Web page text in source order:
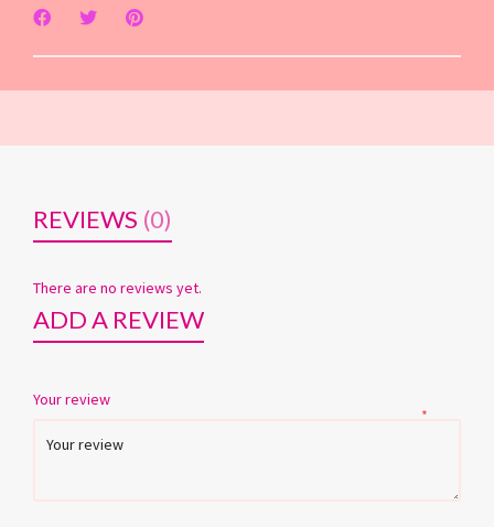
REVIEWS (0)
There are no reviews yet.
ADD A REVIEW
Your review
*